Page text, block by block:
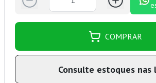
COMPRAR
Consulte estoques nas